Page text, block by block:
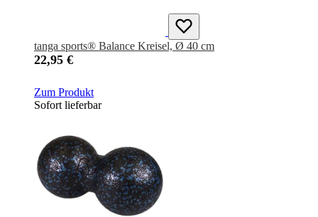
tanga sports® Balance Kreisel, Ø 40 cm
22,95 €
Zum Produkt
Sofort lieferbar